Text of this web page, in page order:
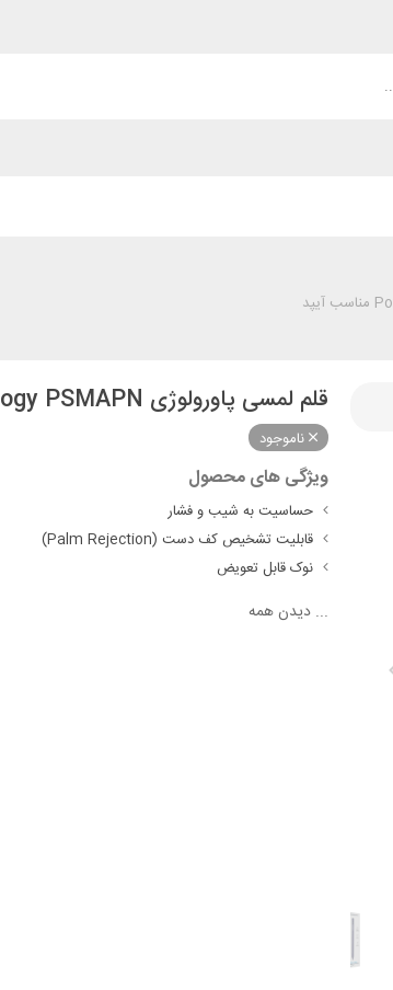
قلم لمسی پاورولوژی Powerology PSMAPN مناسب آیپد
ناموجود
ویژگی های محصول
حساسیت به شیب و فشار
قابلیت تشخیص کف دست (Palm Rejection)
نوک قابل تعویض
...دیدن همه